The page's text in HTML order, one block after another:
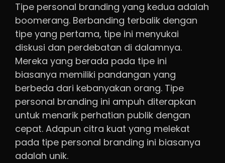
Tipe personal branding yang kedua adalah
boomerang. Berbanding terbalik dengan
tipe yang pertama, tipe ini menyukai
diskusi dan perdebatan di dalamnya.
Mereka yang berada pada tipe ini
biasanya memiliki pandangan yang
berbeda dari kebanyakan orang. Tipe
personal branding ini ampuh diterapkan
untuk menarik perhatian publik dengan
cepat. Adapun citra kuat yang melekat
pada tipe personal branding ini biasanya
adalah unik.